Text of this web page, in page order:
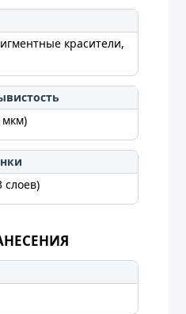
красители,
мкм)
слоев)